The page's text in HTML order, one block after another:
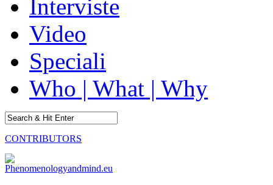
Interviste
Video
Speciali
Who | What | Why
CONTRIBUTORS